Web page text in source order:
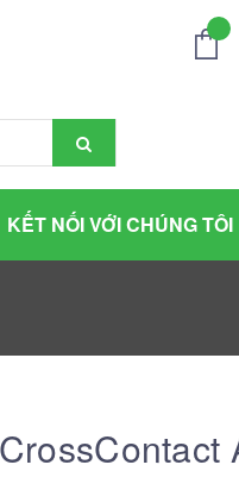
KẾT NỐI VỚI CHÚNG TÔI